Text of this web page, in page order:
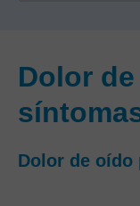
Dolor
Dolor de oído